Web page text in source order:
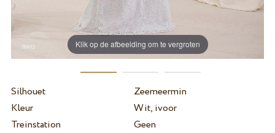
Klik op de afbeelding om te vergroten
Silhouet
Zeemeermin
Kleur
Wit, ivoor
Treinstation
Geen